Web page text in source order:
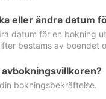
eller ändra datum
datum för en bokning
bestäms av boendet
bokningsbekräftelse.